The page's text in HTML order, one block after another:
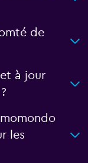
de
à jour
les